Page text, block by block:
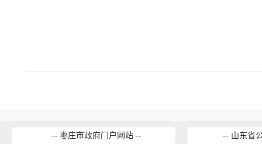
-- 枣庄市政府门户网站 -- -- 山东省